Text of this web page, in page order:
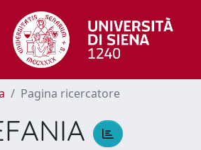
Pagina ricercatore